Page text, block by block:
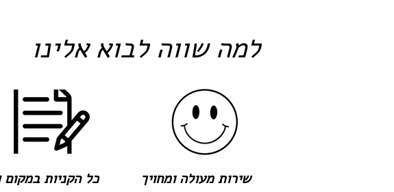
למה שווה לבוא אלינו
כל הקניות במקום 1 שירות מעולה ומחויך